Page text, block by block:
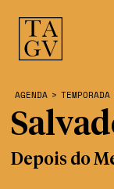
AGENDA >
Depois do